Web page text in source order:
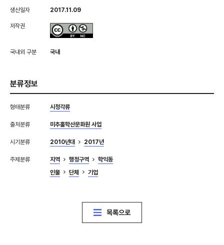
생산일자 2017.11.09
저작권
국내외 구분 국내
분류정보
형태분류 시청각류
출처분류 미추홀학산문화원 사업
시기분류 2010년대 2017년
주제분류 지역 행정구역
학익동
인물
단체 기업
목록으로